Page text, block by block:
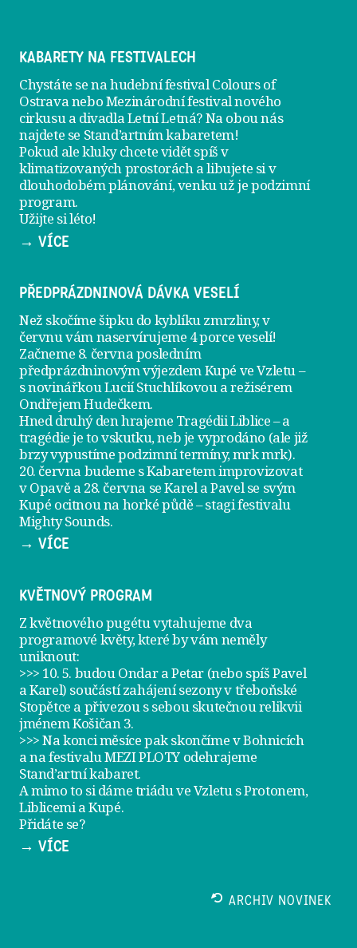
KABARETY NA FESTIVALECH
Chystáte se na hudební festival Colours of
Ostrava nebo Mezinárodní festival nového
cirkusu a divadla Letní Letná? Na obou nás
najdete se Stand’artním kabaretem!
Pokud ale kluky chcete vidět spíš v
klimatizovaných prostorách a libujete si v
dlouhodobém plánování, venku už jepodzimní
program.
Užijte si léto!
→ VÍCE
PŘEDPRÁZDNINOVÁ DÁVKA VESELÍ
Než skočíme šipku do kyblíku zmrzliny, v
červnu vám naservírujeme 4 porce veselí!
Začneme 8. června posledním
předprázdninovým výjezdemKupé ve Vzletu–
s novinářkou Lucií Stuchlíkovou a režisérem
Ondřejem Hudečkem.
Hned druhý den hrajeme Tragédii Liblice– a
tragédie je to vskutku, neb je vyprodáno (ale již
brzy vypustíme podzimní termíny, mrk mrk).
20. června budeme s Kabaretem improvizovat
v Opavě a 28. června se Karel a Pavel se svým
Kupé ocitnou na horké půdě – stagi festivalu
Mighty Sounds.
→ VÍCE
KVĚTNOVÝ PROGRAM
Z květnového pugétu vytahujeme dva
programové květy, které by vám neměly
uniknout:
>>> 10. 5. budou Ondar a Petar (nebo spíš Pavel
a Karel) součástí zahájení sezony vtřeboňské
Stopětce a přivezou s sebou skutečnou relikvii
jménemKošičan 3.
>>> Na konci měsíce pak skončíme v Bohnicích
a na festivaluMEZI PLOTY odehrajeme
Stand’artní kabaret.
A mimo to si dámetriádu ve Vzletu s Protonem,
Liblicemi a Kupé.
Přidáte se?
→ VÍCE
ARCHIV NOVINEK